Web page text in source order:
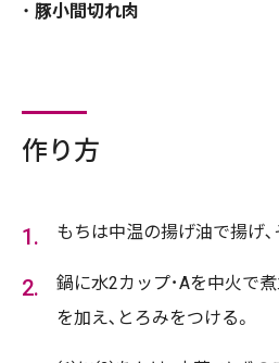
豚小間切れ肉
作り方
もちは中温の揚げ油で揚げ､
鍋に水2カップ･Aを中火で
を加え､とろみをつける。